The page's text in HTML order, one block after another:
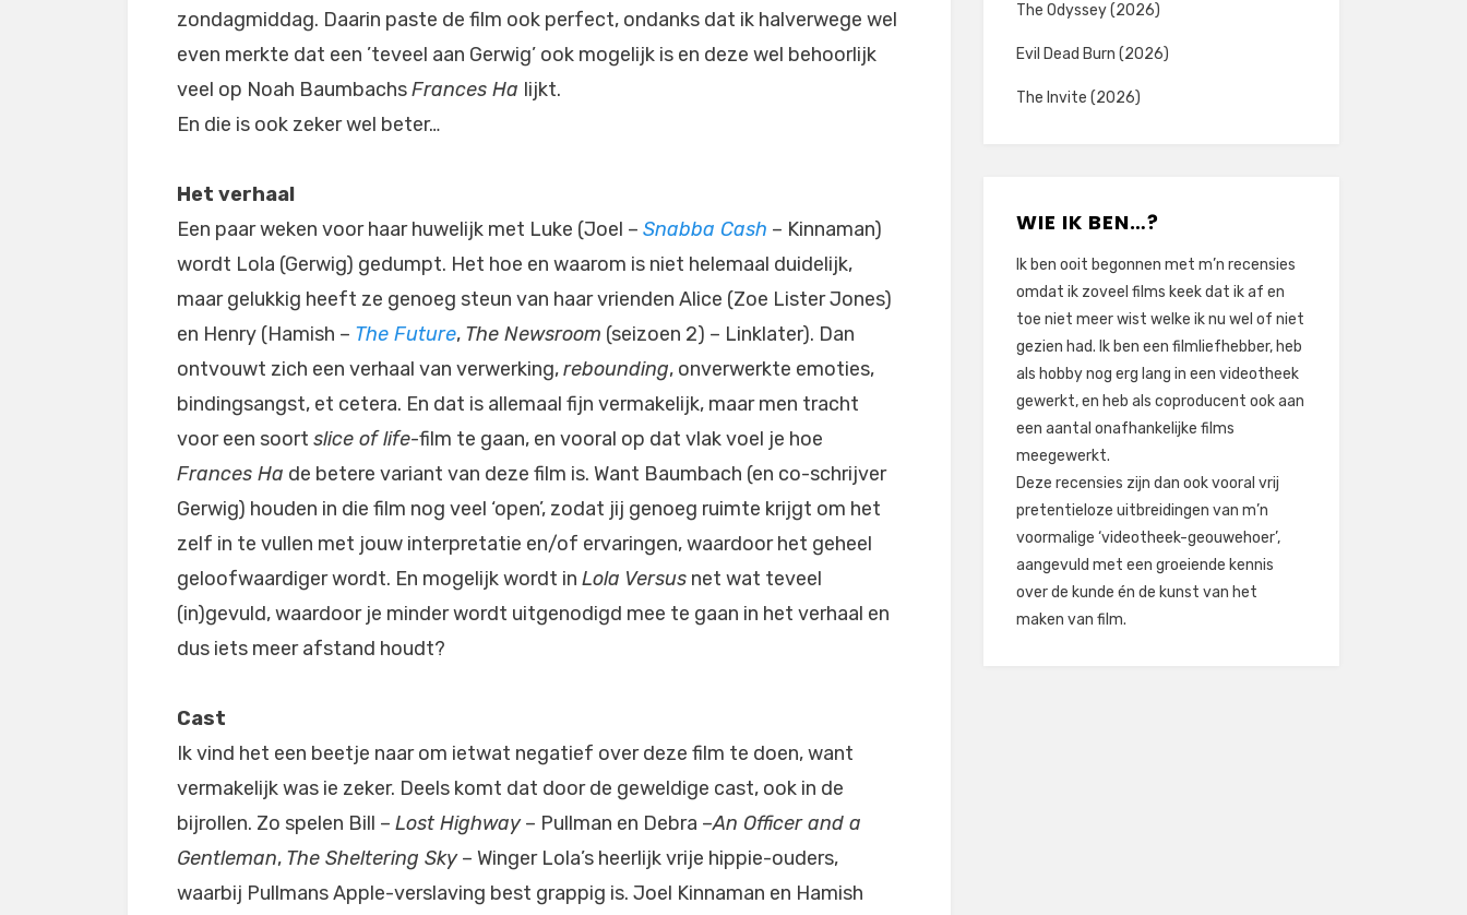
zondagmiddag. Daarin paste de film ook perfect, ondanks dat ik halverwege wel
even merkte dat een ’teveel aan Gerwig’ ook mogelijk is en deze wel behoorlijk
veel op Noah BaumbachsFrances Ha lijkt.
En die is ook zeker wel beter…
Het verhaal
Een paar weken voor haar huwelijk met Luke (Joel – Snabba Cash – Kinnaman)
wordt Lola (Gerwig) gedumpt. Het hoe en waarom is niet helemaal duidelijk,
maar gelukkig heeft ze genoeg steun van haar vrienden Alice (Zoe Lister Jones)
en Henry (Hamish – The Future, The Newsroom (seizoen 2) – Linklater). Dan
ontvouwt zich een verhaal van verwerking,rebounding, onverwerkte emoties,
bindingsangst, et cetera. En dat is allemaal fijn vermakelijk, maar men tracht
voor een soort slice of life-film te gaan, en vooral op dat vlak voel je hoe
Frances Ha de betere variant van deze film is. Want Baumbach (en co-schrijver
Gerwig) houden in die film nog veel ‘open’, zodat jij genoeg ruimte krijgt om het
zelf in te vullen met jouw interpretatie en/of ervaringen, waardoor het geheel
geloofwaardiger wordt. En mogelijk wordt in Lola Versus net wat teveel
(in)gevuld, waardoor je minder wordt uitgenodigd mee te gaan in het verhaal en
dus iets meer afstand houdt?
Cast
Ik vind het een beetje naar om ietwat negatief over deze film te doen, want
vermakelijk was ie zeker. Deels komt dat door de geweldige cast, ook in de
bijrollen. Zo spelen Bill – Lost Highway– Pullman en Debra –An Officer and a
Gentleman, The Sheltering Sky– Winger Lola’s heerlijk vrije hippie-ouders,
waarbij Pullmans Apple-verslaving best grappig is. Joel Kinnaman en Hamish
The Odyssey (2026)
Evil Dead Burn (2026)
The Invite (2026)
WIE IK BEN…?
Ik ben ooit begonnen met m’n recensies
omdat ik zoveel films keek dat ik af en
toe niet meer wist welke ik nu wel of niet
gezien had. Ik ben een filmliefhebber, heb
als hobby nog erg lang in een videotheek
gewerkt, en heb als coproducent ook aan
een aantal onafhankelijke films
meegewerkt.
Deze recensies zijn dan ook vooral vrij
pretentieloze uitbreidingen van m’n
voormalige ‘videotheek-geouwehoer’,
aangevuld met een groeiende kennis
over de kunde én de kunst van het
maken van film.